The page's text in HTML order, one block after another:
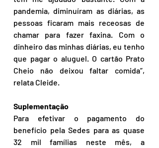
pandemia, diminuíram as diárias, as
pessoas ficaram mais receosas de
chamar para fazer faxina. Com o
dinheiro das minhas diárias, eu tenho
que pagar o aluguel. O cartão Prato
Cheio não deixou faltar comida”,
relata Cleide.
Suplementação
Para efetivar o pagamento do
benefício pela Sedes para as quase
32 mil famílias neste mês, a